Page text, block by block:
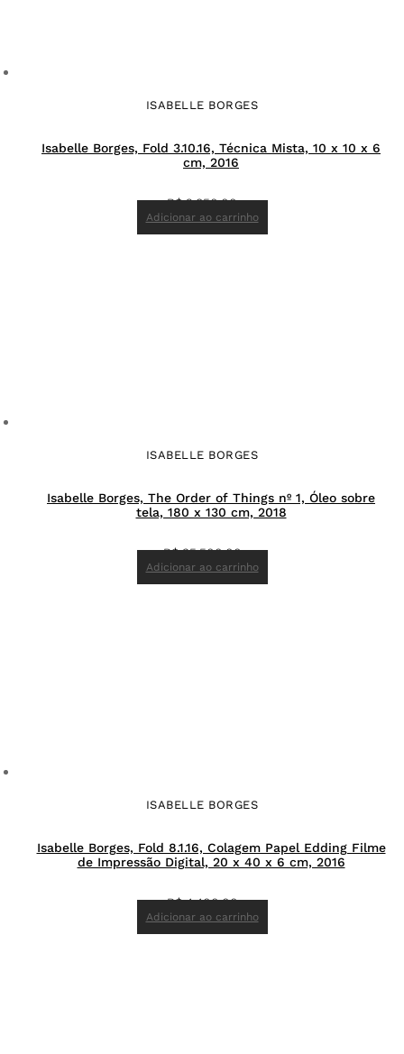
ISABELLE BORGES
Isabelle Borges, Fold 3.10.16, Técnica Mista, 10 x 10 x 6
cm, 2016
R$2.850,00
Adicionar ao carrinho
ISABELLE BORGES
Isabelle Borges, The Order of Things nº 1, Óleo sobre
tela, 180 x 130 cm, 2018
R$35.500,00
Adicionar ao carrinho
ISABELLE BORGES
Isabelle Borges, Fold 8.1.16, Colagem Papel Edding Filme
de Impressão Digital, 20 x 40 x 6 cm, 2016
R$4.400,00
Adicionar ao carrinho